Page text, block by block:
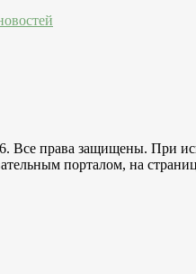
Все права защищены. При
порталом, на